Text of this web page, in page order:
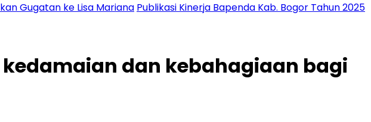
Gugatan ke Lisa Mariana Publikasi Kinerja Bapenda Kab. Bogor Tahun 2025
dan kebahagiaan bagi